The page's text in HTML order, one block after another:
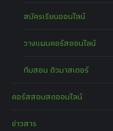
สมัครเรียนออนไลน์
วางแผนคอร์สออนไลน์
ทีมสอน ติวมาสเตอร์
คอร์สสอนสดออนไลน์
ข่าวสาร